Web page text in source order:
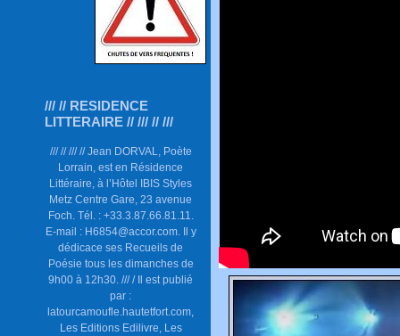
/// // RESIDENCE
LITTERAIRE // /// // ///
/// // /// // Jean DORVAL, Poète
Lorrain, est en Résidence
Littéraire, à l’Hôtel IBIS Styles
Metz Centre Gare, 23 avenue
Foch. Tél. : +33.3.87.66.81.11.
E-mail : H6854@accor.com. Il y
dédicace ses Recueils de
Poésie tous les dimanches de
9h00 à 12h30. /// / Il est publié
par :
latourcamoufle.hautetfort.com,
Les Editions Edilivre, Les